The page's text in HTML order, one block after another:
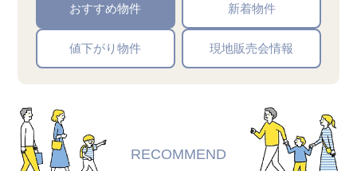
おすすめ物件 新着物件
値下がり物件 現地販売会情報
RECOMMEND